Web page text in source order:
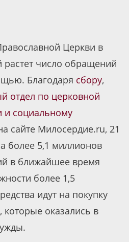
Церкви в
растет число обращений
Благодаря сбору,
отдел по церковной
и социальному
сайте Милосердие.ru, 21
более 5,1 миллионов
в ближайшее время
более 1,5
идут на покупку
которые оказались в